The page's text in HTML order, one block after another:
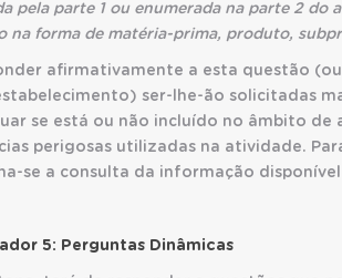
pela parte 1 ou enumerada na parte 2 do
na forma de matéria-prima, produto,
afirmativamente a esta questão
ser-lhe-ão solicitadas
se está ou não incluído no âmbito de
perigosas utilizadas na atividade.
se a consulta da informação
5: Perguntas Dinâmicas